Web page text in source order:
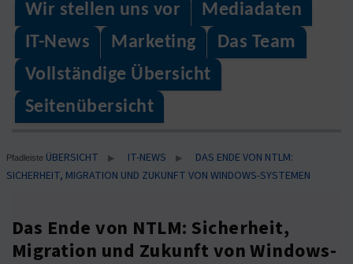
Wir stellen uns vor
Mediadaten
IT-News
Marketing
Das Team
Vollständige Übersicht
Seitenübersicht
Pfadleiste ÜBERSICHT ▶ IT-NEWS ▶
DAS ENDE VON NTLM:
SICHERHEIT, MIGRATION UND ZUKUNFT VON WINDOWS-SYSTEMEN
Das Ende von NTLM: Sicherheit,
Migration und Zukunft von Windows-